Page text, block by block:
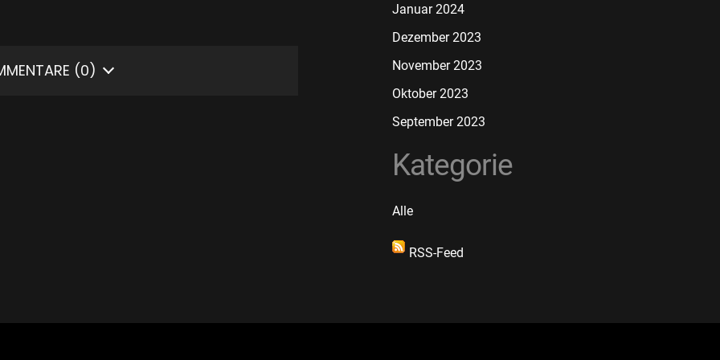
(0)
Januar 2024
Dezember 2023
November 2023
Oktober 2023
September 2023
Kategorie
Alle
RSS-Feed